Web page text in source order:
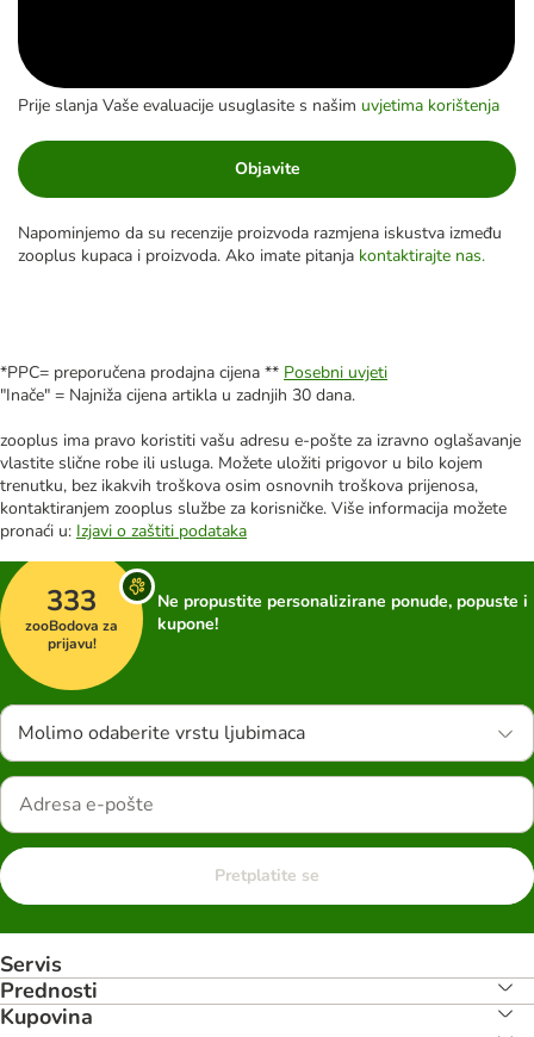
Prije slanja Vaše evaluacije usuglasite s našim uvjetima korištenja
Objavite
Napominjemo da su recenzije proizvoda razmjena iskustva između
zooplus kupaca i proizvoda. Ako imate pitanja kontaktirajte nas.
*PPC= preporučena prodajna cijena ** Posebni uvjeti
"Inače" = Najniža cijena artikla u zadnjih 30 dana.
zooplus ima pravo koristiti vašu adresu e-pošte za izravno oglašavanje
vlastite slične robe ili usluga. Možete uložiti prigovor u bilo kojem
trenutku, bez ikakvih troškova osim osnovnih troškova prijenosa,
kontaktiranjem zooplus službe za korisničke. Više informacija možete
pronaći u: Izjavi o zaštiti podataka
333
zooBodova za
prijavu!
Ne propustite personalizirane ponude, popuste i
kupone!
Molimo odaberite vrstu ljubimaca
Pretplatite se
Servis
Prednosti
Kupovina